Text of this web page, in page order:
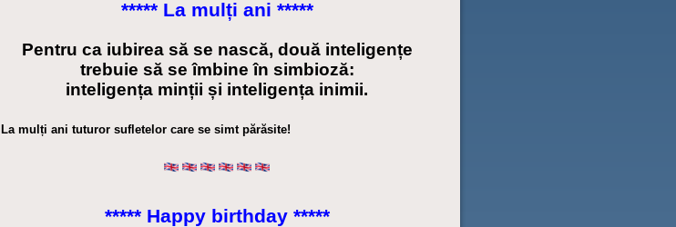
***** La mulți ani *****
Pentru ca iubirea să se nască, două inteligențe
trebuie să se îmbine în simbioză:
inteligența minții și inteligența inimii.
La mulți ani tuturor sufletelor care se simt părăsite!
***** Happy birthday *****